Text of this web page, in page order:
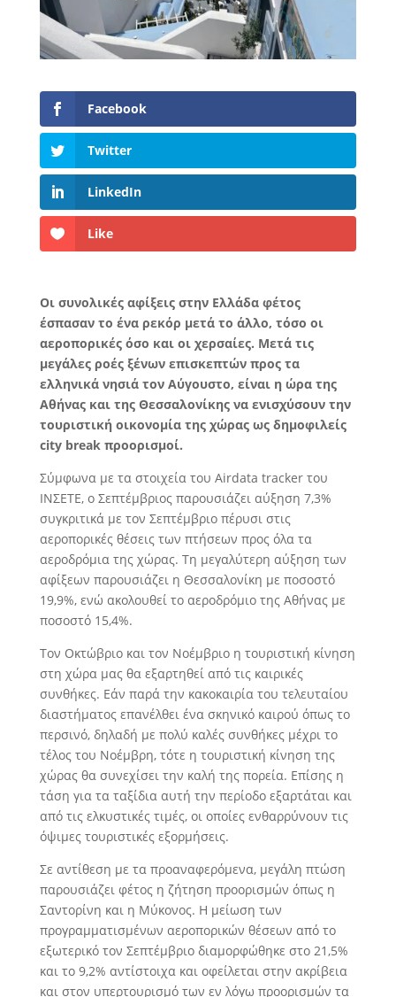
Facebook
Twitter
LinkedIn
Like
Οι συνολικές αφίξεις στην Ελλάδα φέτος
έσπασαν το ένα ρεκόρ μετά το άλλο, τόσο οι
αεροπορικές όσο και οι χερσαίες. Μετά τις
μεγάλες ροές ξένων επισκεπτών προς τα
ελληνικά νησιά τον Αύγουστο, είναι η ώρα της
Αθήνας και της Θεσσαλονίκης να ενισχύσουν την
τουριστική οικονομία της χώρας ως δημοφιλείς
city break προορισμοί.
Σύμφωνα με τα στοιχεία του Airdata tracker του
ΙΝΣΕΤΕ, ο Σεπτέμβριος παρουσιάζει αύξηση 7,3%
συγκριτικά με τον Σεπτέμβριο πέρυσι στις
αεροπορικές θέσεις των πτήσεων προς όλα τα
αεροδρόμια της χώρας. Τη μεγαλύτερη αύξηση των
αφίξεων παρουσιάζει η Θεσσαλονίκη με ποσοστό
19,9%, ενώ ακολουθεί το αεροδρόμιο της Αθήνας με
ποσοστό 15,4%.
Τον Οκτώβριο και τον Νοέμβριο η τουριστική κίνηση
στη χώρα μας θα εξαρτηθεί από τις καιρικές
συνθήκες. Εάν παρά την κακοκαιρία του τελευταίου
διαστήματος επανέλθει ένα σκηνικό καιρού όπως το
περσινό, δηλαδή με πολύ καλές συνθήκες μέχρι το
τέλος του Νοέμβρη, τότε η τουριστική κίνηση της
χώρας θα συνεχίσει την καλή της πορεία. Επίσης η
τάση για τα ταξίδια αυτή την περίοδο εξαρτάται και
από τις ελκυστικές τιμές, οι οποίες ενθαρρύνουν τις
όψιμες τουριστικές εξορμήσεις.
Σε αντίθεση με τα προαναφερόμενα, μεγάλη πτώση
παρουσιάζει φέτος η ζήτηση προορισμών όπως η
Σαντορίνη και η Μύκονος. Η μείωση των
προγραμματισμένων αεροπορικών θέσεων από το
εξωτερικό τον Σεπτέμβριο διαμορφώθηκε στο 21,5%
και το 9,2% αντίστοιχα και οφείλεται στην ακρίβεια
και στον υπερτουρισμό των εν λόγω προορισμών τα